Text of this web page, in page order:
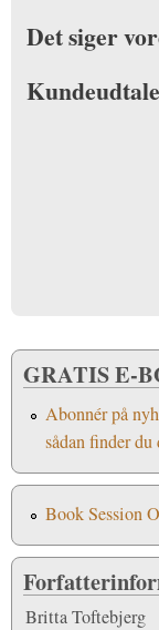
Det siger
GRATIS E-
Abonnér på
sådan finder
Book Session
Britta Toftebjerg